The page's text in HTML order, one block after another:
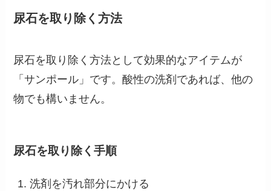
尿石を取り除く方法
尿石を取り除く方法として効果的なアイテムが
「サンポール」 です。酸性の洗剤であれば、他の
物でも構いません。
尿石を取り除く手順
洗剤を汚れ部分にかける